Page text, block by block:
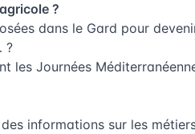
?
dans le Gard pour
?
les Journées
informations sur les